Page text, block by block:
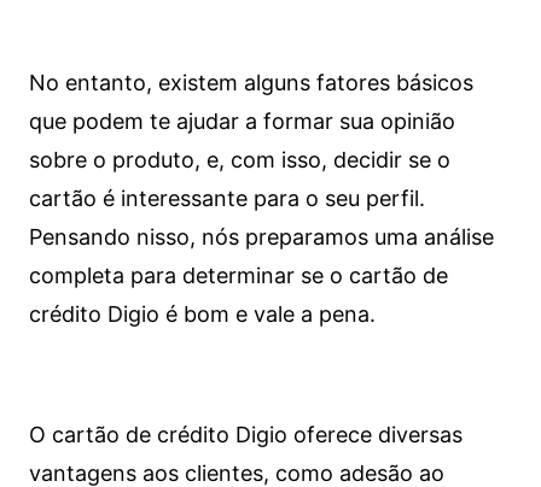
No entanto, existem alguns fatores básicos
que podem te ajudar a formar sua opinião
sobre o produto, e, com isso, decidir se o
cartão é interessante para o seu perfil.
Pensando nisso, nós preparamos uma análise
completa para determinar se o cartão de
crédito Digio é bom e vale a pena.
O cartão de crédito Digio oferece diversas
vantagens aos clientes, como adesão ao